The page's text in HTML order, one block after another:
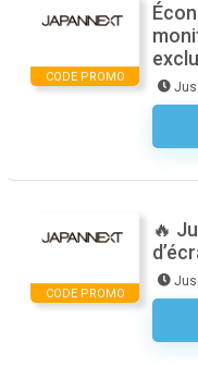
CODE PROMO
CODE PROMO
🔥